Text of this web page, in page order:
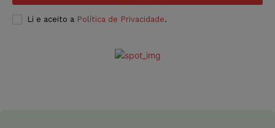
Li e aceito a Política de Privacidade.